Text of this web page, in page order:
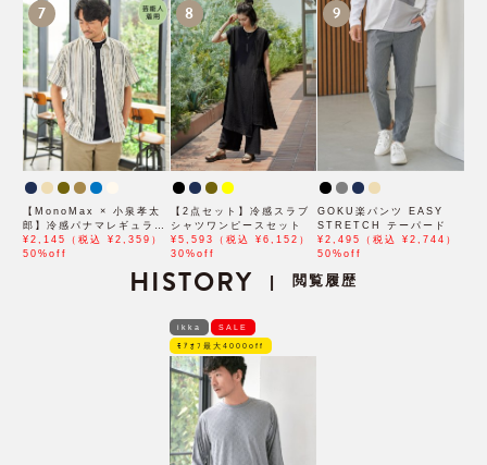
7
【MonoMax × 小泉孝太
郎】冷感パナマレギュラー
カラー半袖シャツ「小泉孝
太郎さん着用モデル」
¥2,145（税込 ¥2,359）
50%off
8
【2点セット】冷感スラブ
シャツワンピースセット
¥5,593（税込 ¥6,152）
30%off
9
GOKU楽パンツ EASY
STRETCH テーパード
¥2,495（税込 ¥2,744）
50%off
HISTORY | 閲覧履歴
ikka SALE
ﾓｱｵﾌ最大4000off